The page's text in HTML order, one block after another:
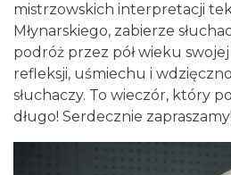
17th WORLD BRIDGE
2026
Katowice
0.24 km
mistrzowskich interpretacji
Młynarskiego, zabierze
podróż przez pół wieku
refleksji, uśmiechu i
słuchaczy. To wieczór, który
długo! Serdecznie zapraszamy!